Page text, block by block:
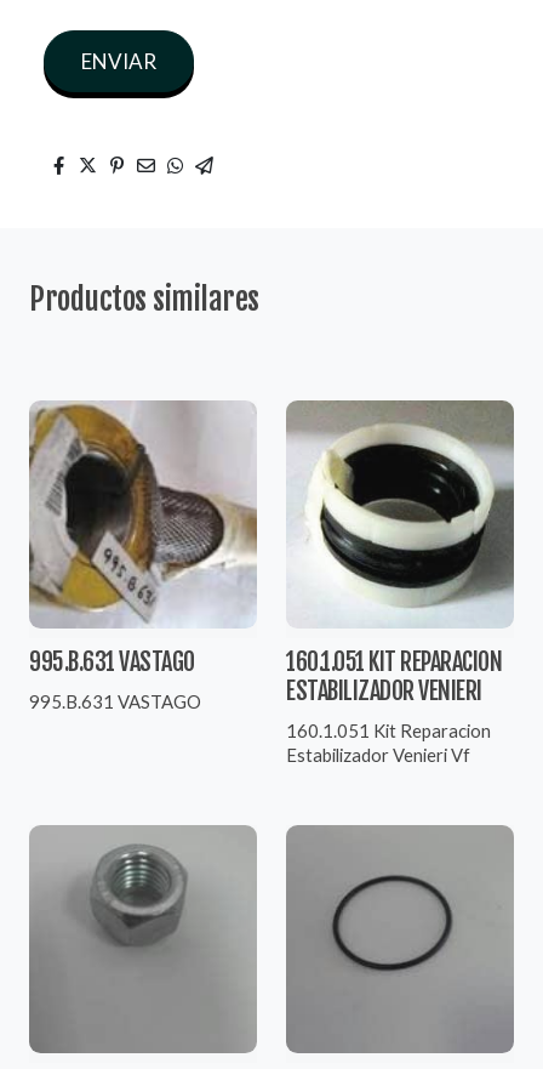
ENVIAR
Productos similares
995.B.631 VASTAGO
995.B.631 VASTAGO
160.1.051 KIT REPARACION
ESTABILIZADOR VENIERI
160.1.051 Kit Reparacion
Estabilizador Venieri Vf